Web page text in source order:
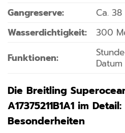
Gangreserve:
Ca.
Wasserdichtigkeit:
300
Funktionen:
Datum
Die Breitling
A17375211B1A1 im
Besonderheiten